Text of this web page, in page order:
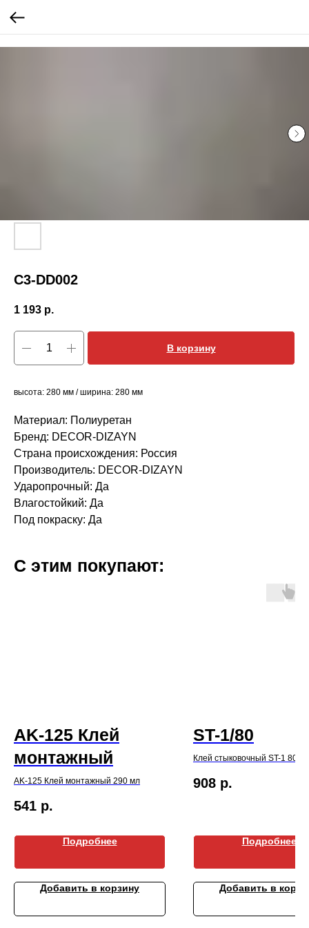
C3-DD002
1 193 р.
В корзину
высота: 280 мм / ширина: 280 мм
Материал: Полиуретан
Бренд: DECOR-DIZAYN
Страна происхождения: Россия
Производитель: DECOR-DIZAYN
Ударопрочный: Да
Влагостойкий: Да
Под покраску: Да
С этим покупают:
AK-125 Клей
монтажный
AK-125 Клей монтажный 290 мл
541 р.
Подробнее
Добавить в корзину
ST-1/80
Клей стыковочный ST-1 80 мл
908 р.
Подробнее
Добавить в